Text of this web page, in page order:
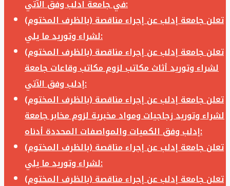
في جامعة ادلب وفق الآتي:
تعلن جامعة إدلب عن إجراء مناقصة (بالظرف المختوم)
لشراء وتوريد ما يلي:
تعلن جامعة إدلب عن إجراء مناقصة (بالظرف المختوم)
لشراء وتوريد أثاث مكاتب لزوم مكاتب وقاعات جامعة
إدلب وفق الآتي:
تعلن جامعة إدلب عن إجراء مناقصة (بالظرف المختوم)
لشراء وتوريد زجاجيات ومواد مخبرية لزوم مخابر جامعة
إدلب وفق الكميات والمواصفات المحددة أدناه:
تعلن جامعة إدلب عن إجراء مناقصة (بالظرف المختوم)
لشراء وتوريد ما يلي:
تعلن جامعة إدلب عن إجراء مناقصة (بالظرف المختوم)